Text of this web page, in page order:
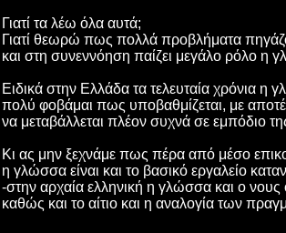
Γιατί τα λέω όλα αυτά;
Γιατί θεωρώ πως πολλά προβλήματα
και στη συνεννόηση παίζει μεγάλο ρόλο η
Eιδικά στην Ελλάδα τα τελευταία χρόνια η
πολύ φοβάμαι πως υποβαθμίζεται, με
να μεταβάλλεται πλέον συχνά σε εμπόδιο
Κι ας μην ξεχνάμε πως πέρα από μέσο
η γλώσσα είναι και το βασικό εργαλείο
-στην αρχαία ελληνική η γλώσσα και ο
καθώς και το αίτιο και η αναλογία των